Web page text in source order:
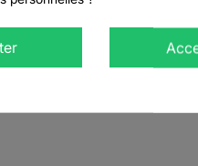
sont testés sur une durée
UNE LISTE D'ENVIES